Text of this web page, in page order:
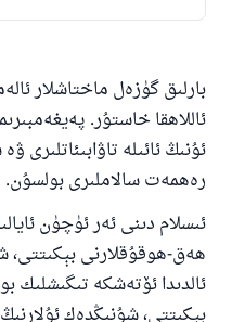
بارلىق گۈزەل ماختاشلار
ئاللاھقا خاستۇر.
ئۇنىڭ ئائىلە تاۋابىئاتلىرى ۋە
رەھمەت سالاملىرى بولسۇن.
ئىسلام دىنى ئەر ئۈچۈن
ھەق-ھوقۇقلارنى بېكىتتى،
ئالدىدا ئۆتەشكە تىگىشلىك
بېكىتتى، شۇنىڭدەك